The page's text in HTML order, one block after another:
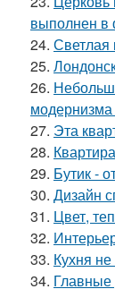
выполнен в
24. Светлая
25.
26.
27. Эта
28.
29. Бутик -
30. Дизайн
31. Цвет,
32.
33. Кухня
34. Главные